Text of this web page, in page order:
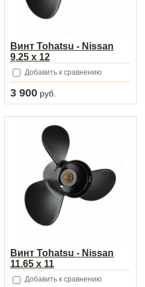
Винт Tohatsu - Nissan
9.25 x 12
Добавить к сравнению
3 900 руб.
Винт Tohatsu - Nissan
11.65 x 11
Добавить к сравнению